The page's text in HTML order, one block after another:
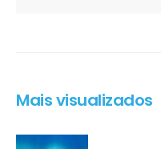
Mais visualizados